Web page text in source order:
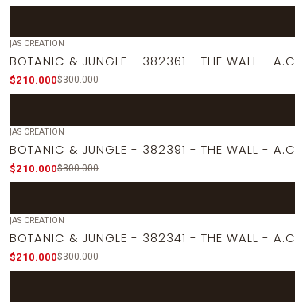
|AS CREATION
BOTANIC & JUNGLE - 382361 - THE WALL - A.C
$210.000$300.000
|AS CREATION
BOTANIC & JUNGLE - 382391 - THE WALL - A.C
$210.000$300.000
|AS CREATION
BOTANIC & JUNGLE - 382341 - THE WALL - A.C
$210.000$300.000